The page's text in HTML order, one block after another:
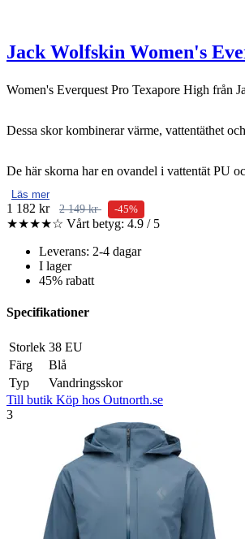
Jack Wolfskin Women's
Women's Everquest Pro Texapore High från
Dessa skor kombinerar värme, vattentäthet
De här skorna har en ovandel i vattentät PU
Läs mer
1 182 kr 2 149 kr -45%
★★★★☆ Vårt betyg: 4.9 / 5
Leverans: 2-4 dagar
I lager
45% rabatt
Specifikationer
Storlek 38 EU
Färg
Blå
Typ
Vandringsskor
Till butik Köp hos Outnorth.se
3